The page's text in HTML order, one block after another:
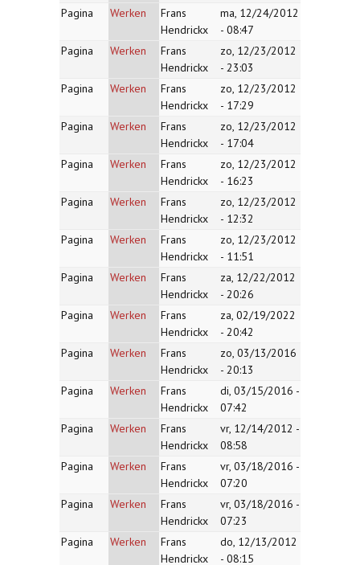
Pagina
Werken
Frans
Hendrickx
ma, 12/24/2012
- 08:47
Pagina
Werken
Frans
Hendrickx
zo, 12/23/2012
- 23:03
Pagina
Werken
Frans
Hendrickx
zo, 12/23/2012
- 17:29
Pagina
Werken
Frans
Hendrickx
zo, 12/23/2012
- 17:04
Pagina
Werken
Frans
Hendrickx
zo, 12/23/2012
- 16:23
Pagina
Werken
Frans
Hendrickx
zo, 12/23/2012
- 12:32
Pagina
Werken
Frans
Hendrickx
zo, 12/23/2012
- 11:51
Pagina
Werken
Frans
Hendrickx
za, 12/22/2012
- 20:26
Pagina
Werken
Frans
Hendrickx
za, 02/19/2022
- 20:42
Pagina
Werken
Frans
Hendrickx
zo, 03/13/2016
- 20:13
Pagina
Werken
Frans
Hendrickx
di, 03/15/2016 -
07:42
Pagina
Werken
Frans
Hendrickx
vr, 12/14/2012 -
08:58
Pagina
Werken
Frans
Hendrickx
vr, 03/18/2016 -
07:20
Pagina
Werken
Frans
Hendrickx
vr, 03/18/2016 -
07:23
Pagina
Werken
Frans
Hendrickx
do, 12/13/2012
- 08:15